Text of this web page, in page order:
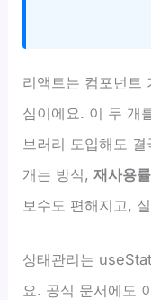
리액트는 컴포넌트
심이에요. 이 두 개
브러리 도입해도
개는 방식,재사용
보수도 편해지고,
상태관리는
요. 공식 문서에도